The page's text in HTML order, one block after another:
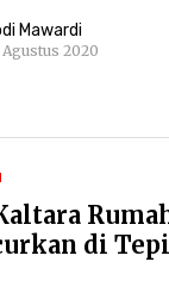
Mawardi
Agustus 2020
di Tepi